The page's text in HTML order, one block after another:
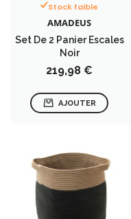
Stock faible
AMADEUS
Set De 2 Panier Escales
Noir
Prix
219,98 €
AJOUTER